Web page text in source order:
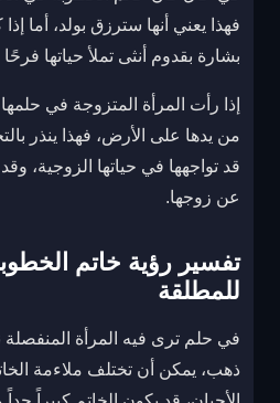
فهذا يعني أنها سترزق بولد، أما
بشارة بقدوم أنثى تملأ حياتها
إذا رأت المرأة المتزوجة في
من يدها على الأرض، فهذا ينذر
قد تواجهها في حياتها الزوجية،
عن زوجها.
تفسير رؤية خاتم
للمطلقة
في حلم ترى فيه المرأة
ذهب، يمكن أن تختلف ملاءمة